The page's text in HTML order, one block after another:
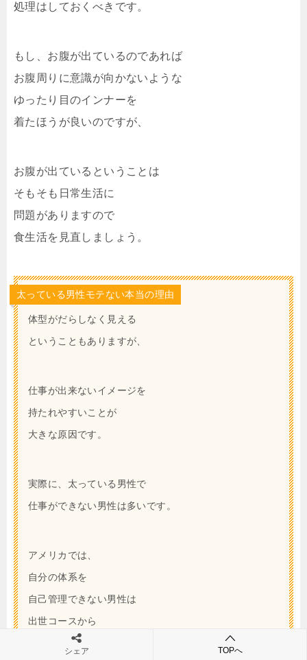
処理はしておくべきです。
もし、お腹が出ているのであれば
お腹周りに意識が向かないような
ゆったり目のインナーを
着たほうが良いのですが、
お腹が出ているということは
そもそも日常生活に
問題がありますので
食生活を見直しましょう。
太っている男性モテない本当の理由
体型がだらしなく見える
ということもありますが、
仕事が出来ないイメージを
持たれやすいことが
大きな原因です。
実際に、太っている男性で
仕事ができない男性は多いです。
アメリカでは、
自分の体系を
自己管理できない男性は
出世コースから
外れると言われています。
シェア TOPへ